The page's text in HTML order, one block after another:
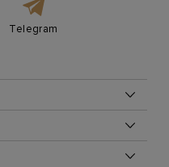
Telegram
S
длина,
Scervino создан из